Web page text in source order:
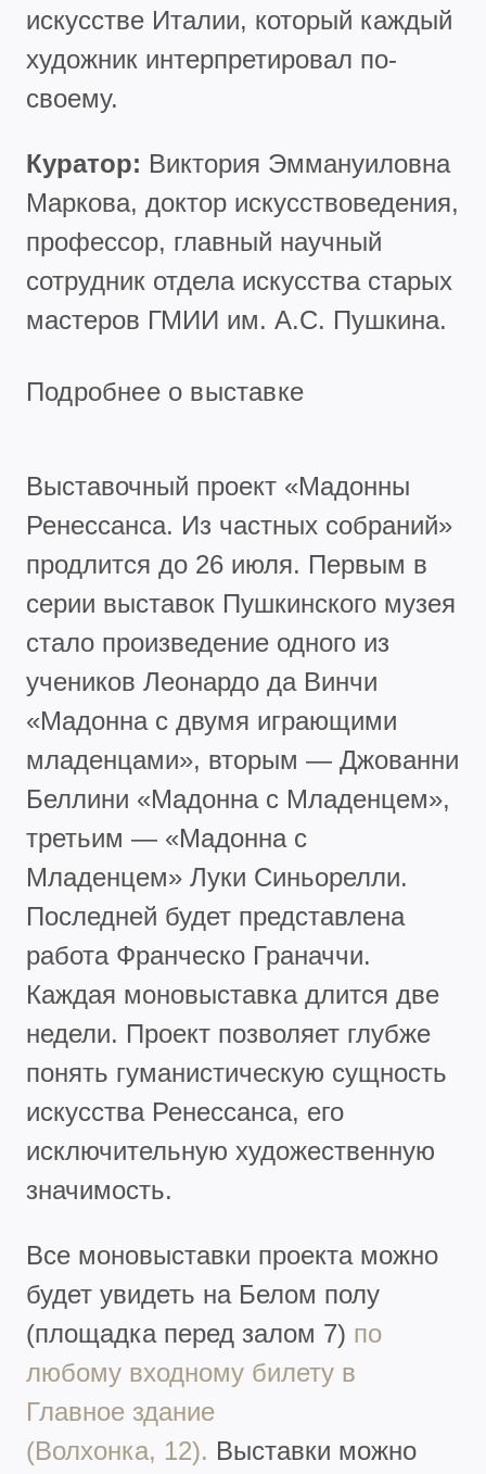
искусстве Италии, который каждый
художник интерпретировал по-
своему.
Куратор: Виктория Эммануиловна
Маркова, доктор искусствоведения,
профессор, главный научный
сотрудник отдела искусства старых
мастеров ГМИИ им. А.С. Пушкина.
Подробнее о выставке
Выставочный проект «Мадонны
Ренессанса. Из частных собраний»
продлится до 26 июля. Первым в
серии выставок Пушкинского музея
стало произведение одного из
учеников Леонардо да Винчи
«Мадонна с двумя играющими
младенцами», вторым — Джованни
Беллини «Мадонна с Младенцем»,
третьим — «Мадонна с
Младенцем» Луки Синьорелли.
Последней будет представлена
работа Франческо Граначчи.
Каждая моновыставка длится две
недели. Проект позволяет глубже
понять гуманистическую сущность
искусства Ренессанса, его
исключительную художественную
значимость.
Все моновыставки проекта можно
будет увидеть на Белом полу
(площадка перед залом 7) по
любому входному билету в
Главное здание
(Волхонка, 12). Выставки можно